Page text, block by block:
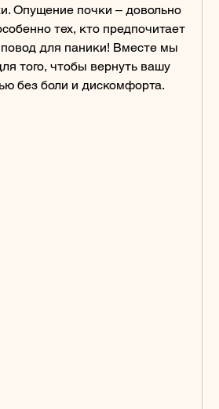
Опущение почки – довольно
тех, кто предпочитает
для паники! Вместе мы
того, чтобы вернуть вашу
без боли и дискомфорта.